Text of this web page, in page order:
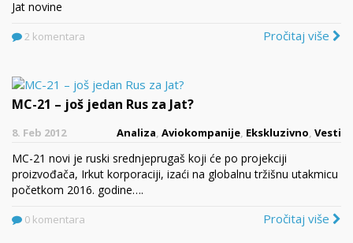
Jat novine
2 komentara Pročitaj više
MC-21 – još jedan Rus za Jat?
8. Feb 2012 Analiza, Aviokompanije, Ekskluzivno, Vesti
MC-21 novi je ruski srednjeprugaš koji će po projekciji
proizvođača, Irkut korporaciji, izaći na globalnu tržišnu utakmicu
početkom 2016. godine….
0 komentara Pročitaj više